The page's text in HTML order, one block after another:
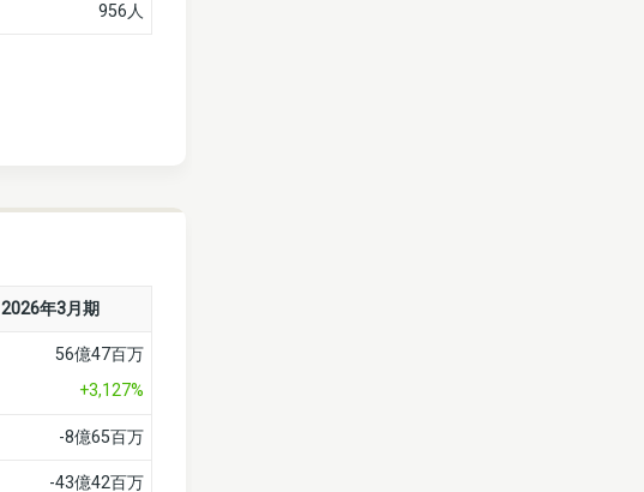
956人
2026年3月期
56億47百万
+3,127%
-8億65百万
-43億42百万